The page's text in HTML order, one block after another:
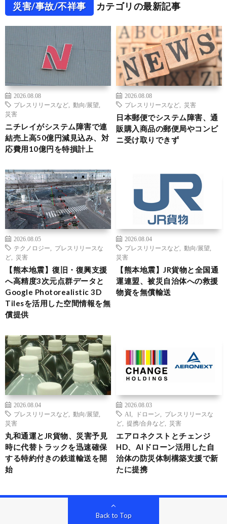
災害/事故/不祥事 カテゴリの最新記事
2026.08.08
プレスリリースなど
動向/展望
災害
ニチレイがシステム障害で連
結売上高50億円減見込み、対
応費用10億円を特損計上
2026.08.08
プレスリリースなど
災害
日本郵便でシステム障害、通
販購入商品の郵便局やコンビ
ニ受け取りできず
2026.08.05
テクノロジー
プレスリリースな
ど
災害
【熊本地震】復旧・復興支援
へ高精度3次元点群データと
Google Photorealistic 3D
Tilesを活用した空間情報を無
償提供
2026.08.04
プレスリリースなど
動向/展望
災害
【熊本地震】JR貨物と全国通
運連盟、被災自治体への救援
物資を無償輸送
2026.08.04
プレスリリースなど
動向/展望
災害
丸和通運とJR貨物、災害予見
時に代替トラックを迅速確保
する特約付きの鉄道輸送を開
始
2026.08.03
AI
ドローン
プレスリリースな
ど
提携/合弁など 災害
エアロネクストとチェンジ
HD、AIドローン活用した自
治体の防災体制構築支援で新
たに提携
Back to Top